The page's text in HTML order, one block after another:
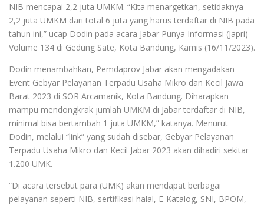
NIB mencapai 2,2 juta UMKM. “Kita menargetkan, setidaknya
2,2 juta UMKM dari total 6 juta yang harus terdaftar di NIB pada
tahun ini,” ucap Dodin pada acara Jabar Punya Informasi (Japri)
Volume 134 di Gedung Sate, Kota Bandung, Kamis (16/11/2023).
Dodin menambahkan, Pemdaprov Jabar akan mengadakan
Event Gebyar Pelayanan Terpadu Usaha Mikro dan Kecil Jawa
Barat 2023 di SOR Arcamanik, Kota Bandung. Diharapkan
mampu mendongkrak jumlah UMKM di Jabar terdaftar di NIB,
minimal bisa bertambah 1 juta UMKM,” katanya. Menurut
Dodin, melalui “link” yang sudah disebar, Gebyar Pelayanan
Terpadu Usaha Mikro dan Kecil Jabar 2023 akan dihadiri sekitar
1.200 UMK.
“Di acara tersebut para (UMK) akan mendapat berbagai
pelayanan seperti NIB, sertifikasi halal, E-Katalog, SNI, BPOM,